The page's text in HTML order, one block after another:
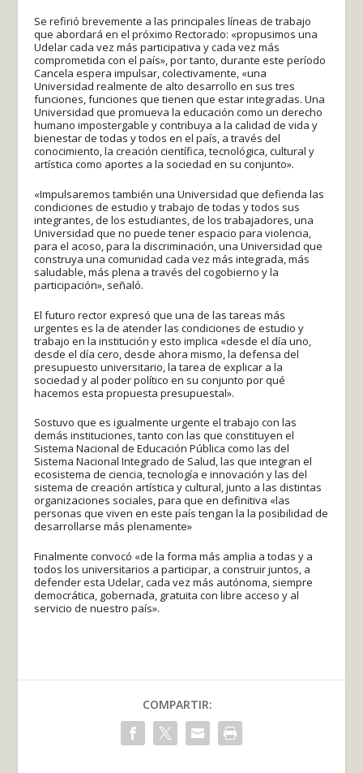
Se refirió brevemente a las principales líneas de trabajo
que abordará en el próximo Rectorado: «propusimos una
Udelar cada vez más participativa y cada vez más
comprometida con el país», por tanto, durante este período
Cancela espera impulsar, colectivamente, «una
Universidad realmente de alto desarrollo en sus tres
funciones, funciones que tienen que estar integradas. Una
Universidad que promueva la educación como un derecho
humano impostergable y contribuya a la calidad de vida y
bienestar de todas y todos en el país, a través del
conocimiento, la creación científica, tecnológica, cultural y
artística como aportes a la sociedad en su conjunto».
«Impulsaremos también una Universidad que defienda las
condiciones de estudio y trabajo de todas y todos sus
integrantes, de los estudiantes, de los trabajadores, una
Universidad que no puede tener espacio para violencia,
para el acoso, para la discriminación, una Universidad que
construya una comunidad cada vez más integrada, más
saludable, más plena a través del cogobierno y la
participación», señaló.
El futuro rector expresó que una de las tareas más
urgentes es la de atender las condiciones de estudio y
trabajo en la institución y esto implica «desde el día uno,
desde el día cero, desde ahora mismo, la defensa del
presupuesto universitario, la tarea de explicar a la
sociedad y al poder político en su conjunto por qué
hacemos esta propuesta presupuestal».
Sostuvo que es igualmente urgente el trabajo con las
demás instituciones, tanto con las que constituyen el
Sistema Nacional de Educación Pública como las del
Sistema Nacional Integrado de Salud, las que integran el
ecosistema de ciencia, tecnología e innovación y las del
sistema de creación artística y cultural, junto a las distintas
organizaciones sociales, para que en definitiva «las
personas que viven en este país tengan la la posibilidad de
desarrollarse más plenamente»
Finalmente convocó «de la forma más amplia a todas y a
todos los universitarios a participar, a construir juntos, a
defender esta Udelar, cada vez más autónoma, siempre
democrática, gobernada, gratuita con libre acceso y al
servicio de nuestro país».
COMPARTIR: